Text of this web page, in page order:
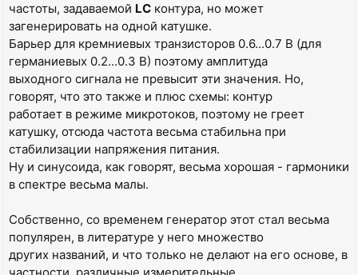
частоты, задаваемой LC контура, но может
загенерировать на одной катушке.
Барьер для кремниевых транзисторов 0.6...0.7 В (для
германиевых 0.2...0.3 В) поэтому амплитуда
выходного сигнала не превысит эти значения. Но,
говорят, что это также и плюс схемы: контур
работает в режиме микротоков, поэтому не греет
катушку, отсюда частота весьма стабильна при
стабилизации напряжения питания.
Ну и синусоида, как говорят, весьма хорошая - гармоники
в спектре весьма малы.
Собственно, со временем генератор этот стал весьма
популярен, в литературе у него множество
других названий, и что только не делают на его основе, в